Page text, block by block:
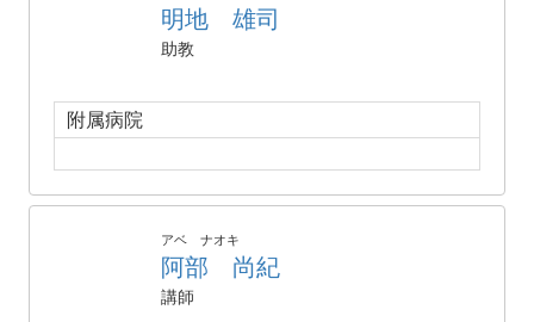
明地 雄司
助教
附属病院
アベ ナオキ
阿部 尚紀
講師